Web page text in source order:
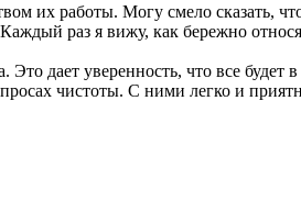
их работы. Могу смело сказать,
раз я вижу, как бережно
дает уверенность, что все
чистоты. С ними легко и